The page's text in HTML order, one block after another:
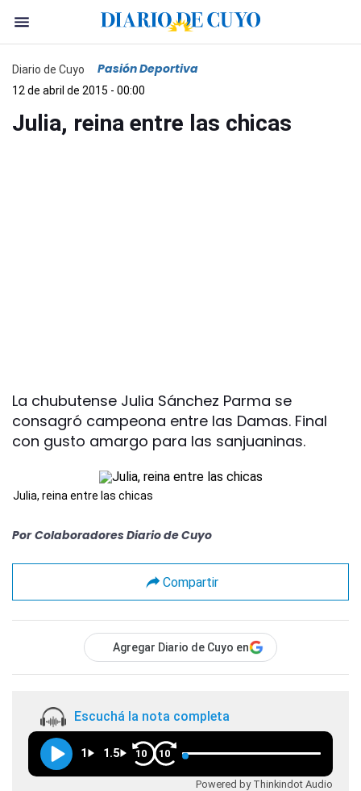
Diario de Cuyo Pasión Deportiva
12 de abril de 2015 - 00:00
Julia, reina entre las chicas
La chubutense Julia Sánchez Parma se
consagró campeona entre las Damas. Final
con gusto amargo para las sanjuaninas.
Julia, reina entre las chicas
Por Colaboradores Diario de Cuyo
Compartir
Agregar Diario de Cuyo en
Escuchá la nota completa
1 1.5 10 10
Powered by Thinkindot Audio